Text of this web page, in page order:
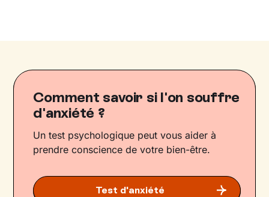
Comment savoir si l'on souffre
d'anxiété ?
Un test psychologique peut vous aider à
prendre conscience de votre bien-être.
Test d'anxiété